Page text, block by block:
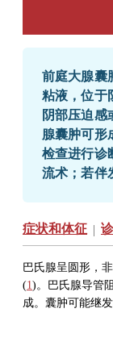
前庭大腺囊
粘液，位于
阴部压迫感
腺囊肿可形
检查进行诊
流术；若伴
症状和体征 |
巴氏腺呈圆形，
(1)。巴氏腺导管
成。囊肿可能继